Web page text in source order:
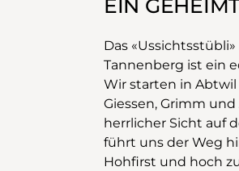
EIN
Das
Tannenberg ist ein echter Geheimtipp!
Wir starten in Abtwil und wandern über
Giessen, Grimm und Ätschberg mit
herrlicher Sicht auf den Alpstein.
führt uns der Weg
Hohfirst und hoch